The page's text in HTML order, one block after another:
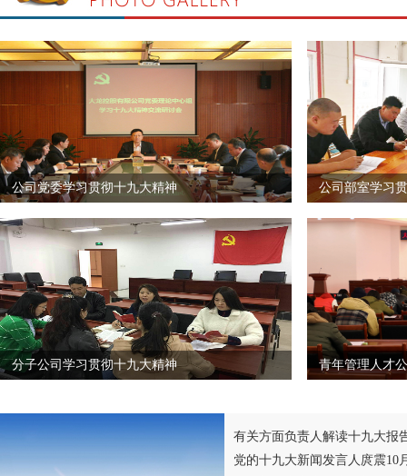
公司党委学习贯彻十九大精神 公司部室学习
分子公司学习贯彻十九大精神 青年管理人才
有关方面负责人解读十九大报
党的十九大新闻发言人庹震10